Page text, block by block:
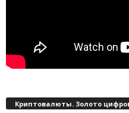
Криптовалюты. Золото